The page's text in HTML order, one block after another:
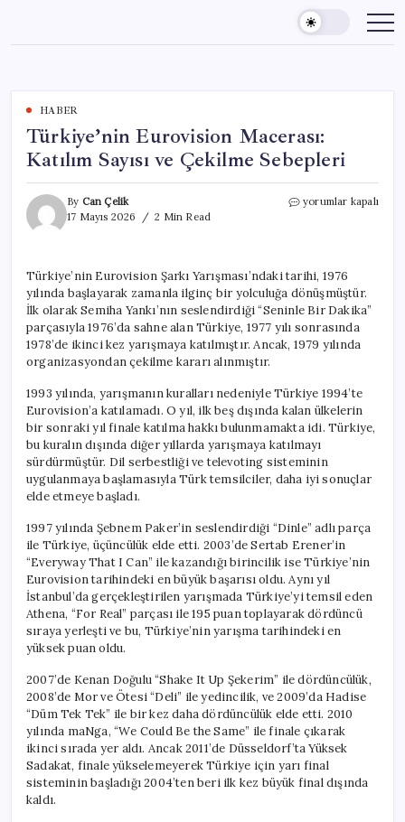
content
HABER
Türkiye’nin Eurovision Macerası:
Katılım Sayısı ve Çekilme Sebepleri
By Can Çelik
17 Mayıs 2026
2 Min Read
Türkiye’nin
ve
Çekilme
Sebepleri
için
yorumlar kapalı
Türkiye’nin Eurovision Şarkı Yarışması’ndaki tarihi, 1976
yılında başlayarak zamanla ilginç bir yolculuğa dönüşmüştür.
İlk olarak Semiha Yankı’nın seslendirdiği “Seninle Bir Dakika”
parçasıyla 1976’da sahne alan Türkiye, 1977 yılı sonrasında
1978’de ikinci kez yarışmaya katılmıştır. Ancak, 1979 yılında
organizasyondan çekilme kararı alınmıştır.
1993 yılında, yarışmanın kuralları nedeniyle Türkiye 1994’te
Eurovision’a katılamadı. O yıl, ilk beş dışında kalan ülkelerin
bir sonraki yıl finale katılma hakkı bulunmamakta idi. Türkiye,
bu kuralın dışında diğer yıllarda yarışmaya katılmayı
sürdürmüştür. Dil serbestliği ve televoting sisteminin
uygulanmaya başlamasıyla Türk temsilciler, daha iyi sonuçlar
elde etmeye başladı.
1997 yılında Şebnem Paker’in seslendirdiği “Dinle” adlı parça
ile Türkiye, üçüncülük elde etti. 2003’de Sertab Erener’in
“Everyway That I Can” ile kazandığı birincilik ise Türkiye’nin
Eurovision tarihindeki en büyük başarısı oldu. Aynı yıl
İstanbul’da gerçekleştirilen yarışmada Türkiye’yi temsil eden
Athena, “For Real” parçası ile 195 puan toplayarak dördüncü
sıraya yerleşti ve bu, Türkiye’nin yarışma tarihindeki en
yüksek puan oldu.
2007’de Kenan Doğulu “Shake It Up Şekerim” ile dördüncülük,
2008’de Mor ve Ötesi “Deli” ile yedincilik, ve 2009’da Hadise
“Düm Tek Tek” ile bir kez daha dördüncülük elde etti. 2010
yılında maNga, “We Could Be the Same” ile finale çıkarak
ikinci sırada yer aldı. Ancak 2011’de Düsseldorf’ta Yüksek
Sadakat, finale yükselemeyerek Türkiye için yarı final
sisteminin başladığı 2004’ten beri ilk kez büyük final dışında
kaldı.